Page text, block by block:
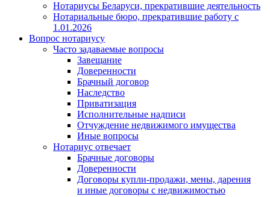
Нотариусы Беларуси, прекратившие деятельность
Нотариальные бюро, прекратившие работу с
1.01.2026
Вопрос нотариусу
Часто задаваемые вопросы
Завещание
Доверенности
Брачный договор
Наследство
Приватизация
Исполнительные надписи
Отчуждение недвижимого имущества
Иные вопросы
Нотариус отвечает
Брачные договоры
Доверенности
Договоры купли-продажи, мены, дарения
и иные договоры с недвижимостью